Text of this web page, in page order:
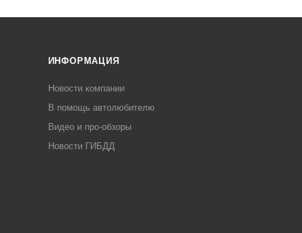
ИНФОРМАЦИЯ
Новости компании
В помощь автолюбителю
Видео и про-обзоры
Новости ГИБДД